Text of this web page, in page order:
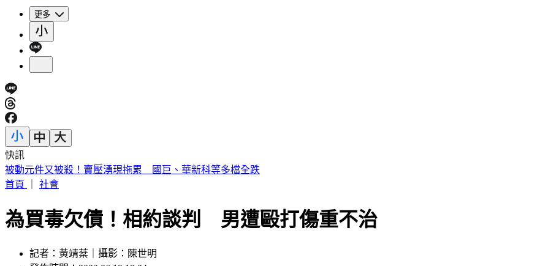
更多
快訊
被動元件又被殺！賣壓湧現拖累 國巨、華新科等多檔全跌
首頁
社會
為買毒欠債！相約談判 男遭毆打傷重不治
記者：黃靖棻｜攝影：陳世明